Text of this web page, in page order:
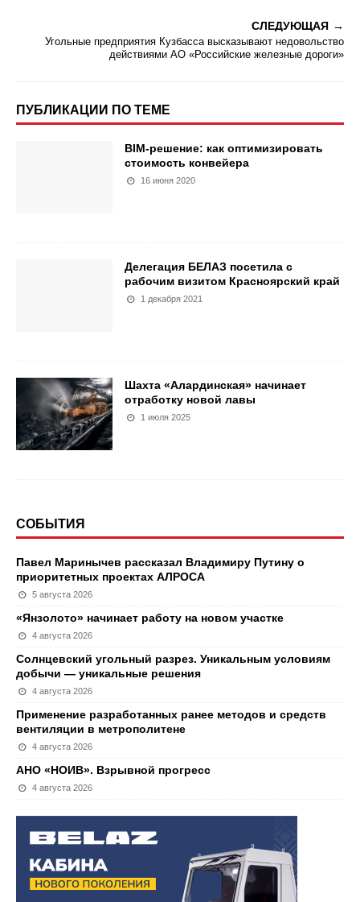
СЛЕДУЮЩАЯ
Угольные предприятия Кузбасса высказывают недовольство
действиями АО «Российские железные дороги»
ПУБЛИКАЦИИ ПО ТЕМЕ
BIM-решение: как оптимизировать
стоимость конвейера
16 июня 2020
Делегация БЕЛАЗ посетила с
рабочим визитом Красноярский край
1 декабря 2021
Шахта «Алардинская» начинает
отработку новой лавы
1 июля 2025
СОБЫТИЯ
Павел Маринычев рассказал Владимиру Путину о
приоритетных проектах АЛРОСА
5 августа 2026
«Янзолото» начинает работу на новом участке
4 августа 2026
Солнцевский угольный разрез. Уникальным условиям
добычи — уникальные решения
4 августа 2026
Применение разработанных ранее методов и средств
вентиляции в метрополитене
4 августа 2026
АНО «НОИВ». Взрывной прогресс
4 августа 2026